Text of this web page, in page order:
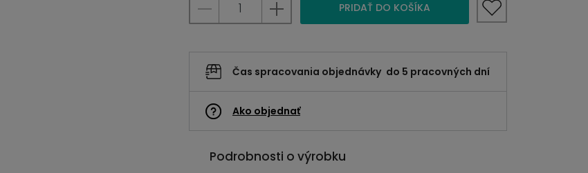
PRIDAŤ DO KOŠÍKA
Čas spracovania objednávky do 5 pracovných dní
Ako objednať
Podrobnosti o výrobku